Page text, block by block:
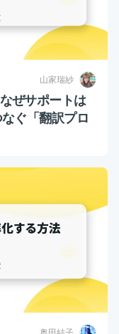
とは？組織の内部崩壊
スプレッドシート関
を効率化する4つの
注意点～
例10選！成功企業の事
足度
山家瑞紗
ぜサポートは
ぐ「翻訳プロ